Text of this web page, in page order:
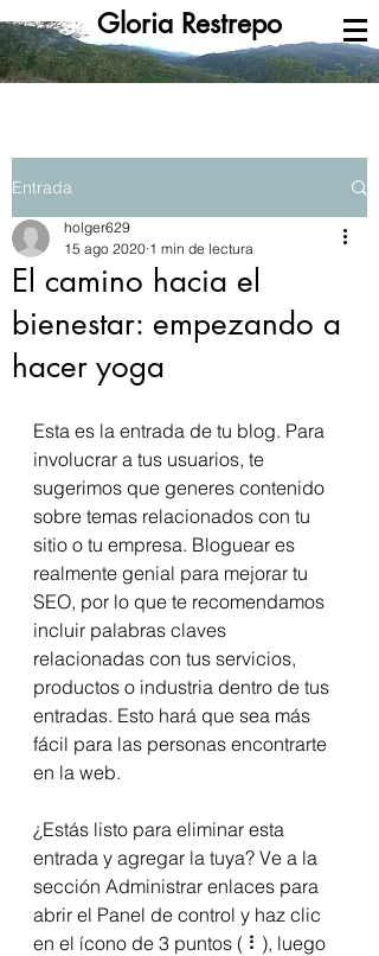
Gloria Restrepo
Entrada
El camino hacia el
bienestar: empezando a
hacer yoga
holger629
15 ago 2020 1 min de lectura
Esta es la entrada de tu blog. Para
involucrar a tus usuarios, te
sugerimos que generes contenido
sobre temas relacionados con tu
sitio o tu empresa. Bloguear es
realmente genial para mejorar tu
SEO, por lo que te recomendamos
incluir palabras claves
relacionadas con tus servicios,
productos o industria dentro de tus
entradas. Esto hará que sea más
fácil para las personas encontrarte
en la web.
¿Estás listo para eliminar esta
entrada y agregar la tuya? Ve a la
sección Administrar enlaces para
abrir el Panel de control y haz clic
en el ícono de 3 puntos ( ⠇), luego